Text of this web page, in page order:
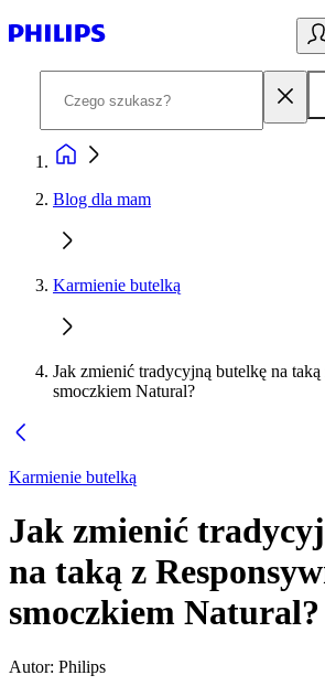
Blog dla mam
Karmienie butelką
Jak zmienić tradycyjną butelkę na
smoczkiem Natural?
Karmienie butelką
Jak zmienić
na taką z
smoczkiem Natural?
Autor: Philips